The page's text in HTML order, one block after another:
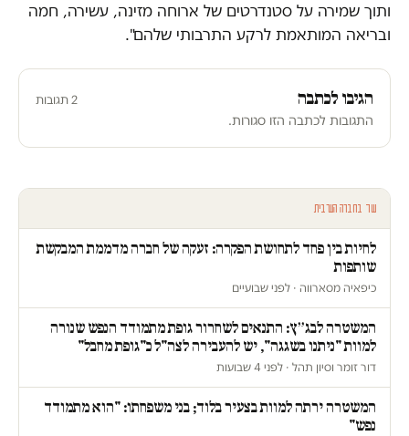
ותוך שמירה על סטנדרטים של ארוחה מזינה, עשירה, חמה
ובריאה המותאמת לרקע התרבותי שלהם".
הגיבו לכתבה 2 תגובות
התגובות לכתבה הזו סגורות.
עוד בחברה הערבית
לחיות בין פחד לתחושת הפקרה: זעקה של חברה מדממת המבקשת
שותפות
כיפאיה מסארווה · לפני שבועיים
המשטרה לבג״ץ: התנאים לשחרור גופת מתמודד הנפש שנורה
למוות "ניתנו בשגגה", יש להעבירה לצה"ל כ"גופת מחבל"
דור זומר וסיון תהל · לפני 4 שבועות
המשטרה ירתה למוות בצעיר בלוד; בני משפחתו: "הוא מתמודד
נפש"